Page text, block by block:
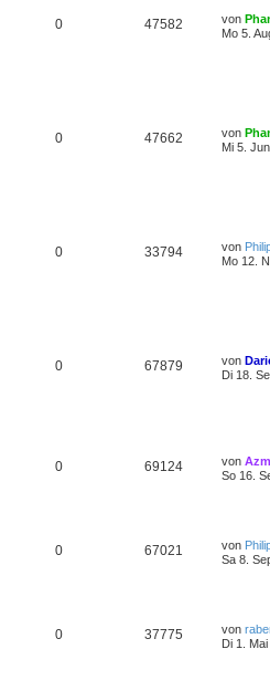
0 47582 von
Mo 5.
0 47662 von
Mi 5.
0 33794 von
Mo 12.
0 67879 von
Di 18.
0 69124 von
So 16.
0 67021 von
Sa 8.
0 37775 von
Di 1.